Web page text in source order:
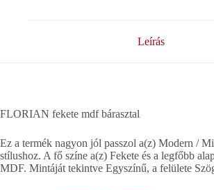
Leírás
FLORIAN fekete mdf bárasztal
Ez a termék nagyon jól passzol a(z) Modern /
stílushoz. A fő színe a(z) Fekete és a legfőbb
MDF. Mintáját tekintve Egyszínű, a felülete